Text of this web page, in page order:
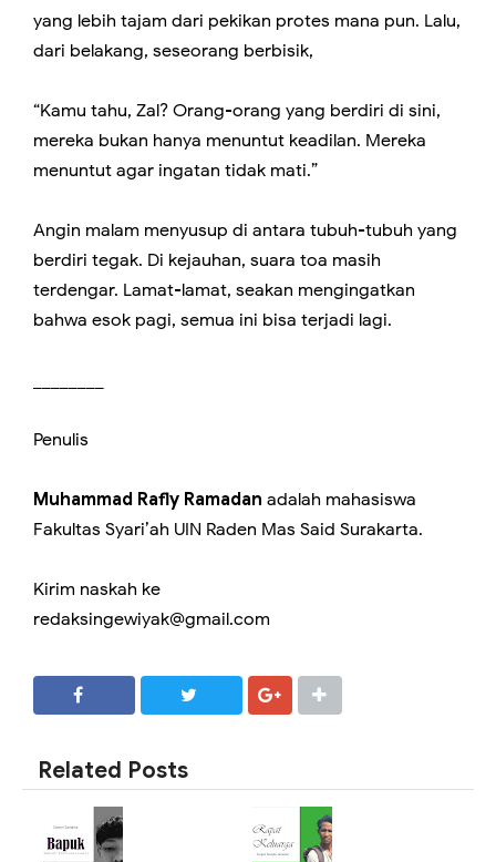
yang lebih tajam dari pekikan protes mana pun. Lalu,
dari belakang, seseorang berbisik,
“Kamu tahu, Zal? Orang-orang yang berdiri di sini,
mereka bukan hanya menuntut keadilan. Mereka
menuntut agar ingatan tidak mati.”
Angin malam menyusup di antara tubuh-tubuh yang
berdiri tegak. Di kejauhan, suara toa masih
terdengar. Lamat-lamat, seakan mengingatkan
bahwa esok pagi, semua ini bisa terjadi lagi.
Penulis
Muhammad Rafly Ramadan adalah mahasiswa
Fakultas Syari’ah UIN Raden Mas Said Surakarta.
Kirim naskah ke
redaksingewiyak@gmail.com
Related Posts